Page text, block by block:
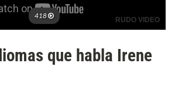
que habla Irene